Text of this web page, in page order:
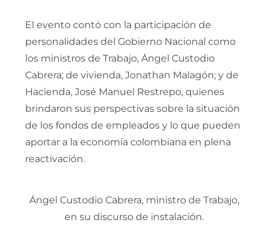
El evento contó con la participación de
personalidades del Gobierno Nacional como
los ministros de Trabajo, Ángel Custodio
Cabrera; de vivienda, Jonathan Malagón; y de
Hacienda, José Manuel Restrepo, quienes
brindaron sus perspectivas sobre la situación
de los fondos de empleados y lo que pueden
aportar a la economía colombiana en plena
reactivación.
Ángel Custodio Cabrera, ministro de Trabajo,
en su discurso de instalación.